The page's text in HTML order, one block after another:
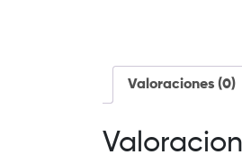
Valoraciones (0)